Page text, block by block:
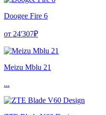
Doogee Fire 6
от 24'307₽
Meizu Mblu 21
...